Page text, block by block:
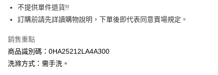
元大商業銀行
玉山商業銀行
星展（台灣）商業銀行
台灣樂天信用卡公司
悠遊付
大哥付你分期
相關說明
【大哥付你分期使用說明】
不提供單件退貨!!
訂購前請先詳讀購物說明，下單後即代表同意賣場規定。
銷售重點
商品識別碼：0HA25212LA4A300
洗滌方式：需手洗。